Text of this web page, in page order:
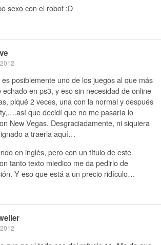
sexo con el robot :D
es posiblemente uno de los juegos al que más
echado en ps3, y eso sin necesidad de online
piqué 2 veces, una con la normal y después
que decidí que no me pasaría lo
New Vegas. Desgraciadamente, ni siquiera
a traerla aquí…
en inglés, pero con un título de este
tanto texto miedico me da pedirlo de
Y eso que está a un precio ridículo…